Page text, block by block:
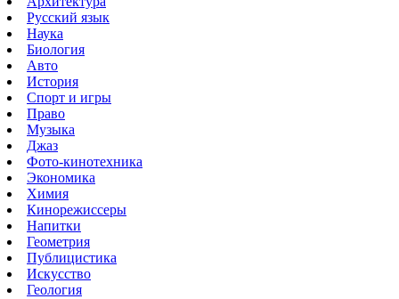
Русский язык
Наука
Биология
Авто
История
Спорт и игры
Право
Музыка
Джаз
Фото-кинотехника
Экономика
Химия
Кинорежиссеры
Напитки
Геометрия
Публицистика
Искусство
Геология